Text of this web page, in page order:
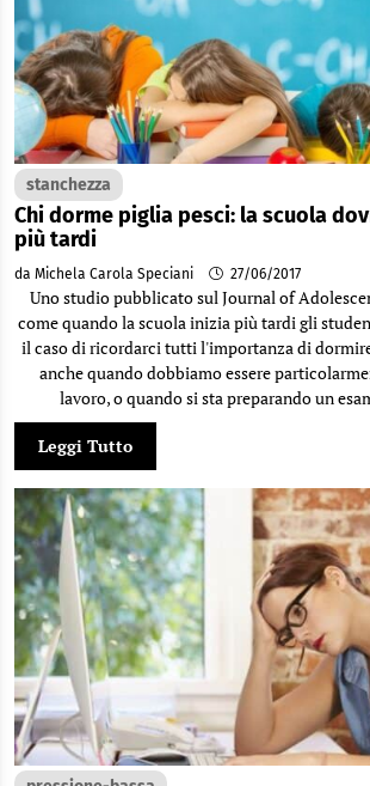
stanchezza
Chi dorme piglia pesci: la scuola
più tardi
da Michela Carola Speciani 27/06/2017
Uno studio pubblicato sul Journal of
come quando la scuola inizia più tardi gli
il caso di ricordarci tutti l'importanza di
anche quando dobbiamo essere
lavoro, o quando si sta preparando un
Leggi Tutto